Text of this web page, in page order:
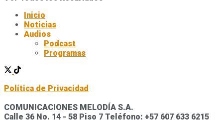
Inicio
Noticias
Audios
Podcast
Programas
Política de Privacidad
COMUNICACIONES MELODÍA S.A.
Calle 36 No. 14 - 58 Piso 7 Teléfono: +57 607 633 6215